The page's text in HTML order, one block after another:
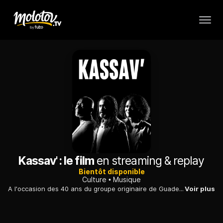
Kassav' : le filmen streaming & replay
Bientôt disponible
Culture
Musique
A l'occasion des 40 ans du groupe originaire de Guadeloupe Kassav', de nombreux musiciens racontent l'histoire des inventeurs d'un style mondialement connu, le zouk.Voir plus